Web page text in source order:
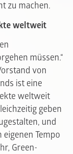
zu machen.
weltweit
müssen.“
von
ist eine
weltweit
geben
und
Tempo
Green-